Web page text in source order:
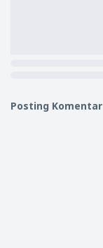
Posting Komentar